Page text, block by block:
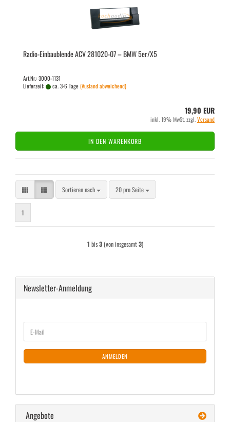
Radio-​​Ein­bau­blen­de ACV 281020-​​07 – BMW 5er/X5
Art.Nr.: 3000-1131
Lieferzeit:
ca. 3-6 Tage(Ausland abweichend)
19,90 EUR
inkl. 19% MwSt. zzgl.Versand
IN DEN WARENKORB
Sortieren nach
Sortieren nach 20 pro Seite
pro Seite
1
1 bis3(von insgesamt3)
Newsletter-Anmeldung
ZUR
NEWSLETTER-
ANMELDUNG
E-
Mail
ANMELDEN
Angebote